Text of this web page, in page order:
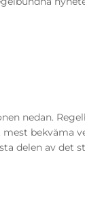
nedan.
bekväma
delen av det